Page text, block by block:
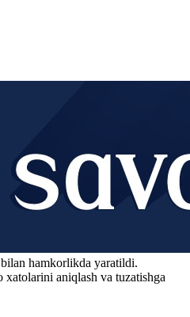
hamkorlikda yaratildi.
aniqlash va tuzatishga